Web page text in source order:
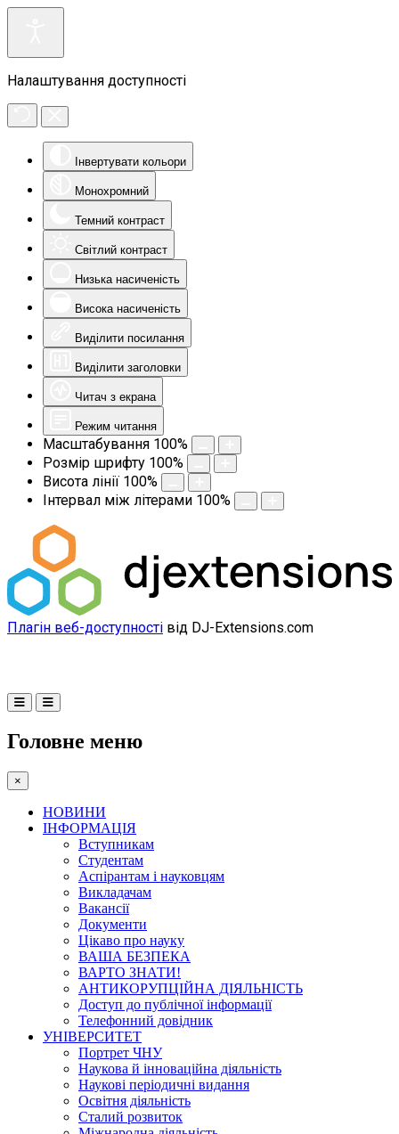
Налаштування доступності
Інвертувати кольори
Монохромний
Темний контраст
Світлий контраст
Низька насиченість
Висока насиченість
Виділити посилання
Виділити заголовки
Читач з екрана
Режим читання
Масштабування 100%
Розмір шрифту 100%
Висота лінії 100%
Інтервал між літерами 100%
Плагін веб-доступності від DJ-Extensions.com
Головне меню
×
НОВИНИ
ІНФОРМАЦІЯ
Вступникам
Студентам
Аспірантам і науковцям
Викладачам
Вакансії
Документи
Цікаво про науку
ВАША БЕЗПЕКА
ВАРТО ЗНАТИ!
АНТИКОРУПЦІЙНА ДІЯЛЬНІСТЬ
Доступ до публічної інформації
Телефонний довідник
УНІВЕРСИТЕТ
Портрет ЧНУ
Наукова й інноваційна діяльність
Наукові періодичні видання
Освітня діяльність
Сталий розвиток